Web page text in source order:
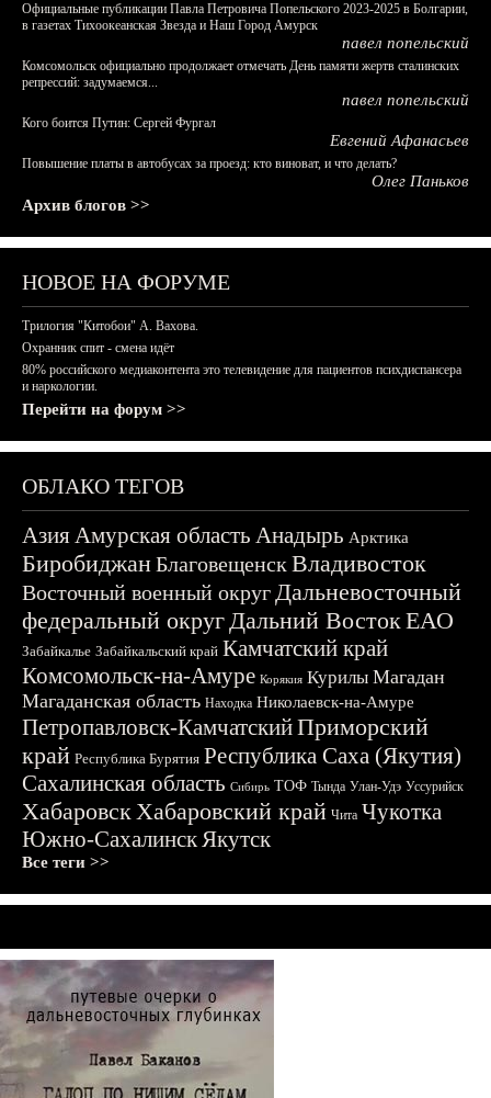
Официальные публикации Павла Петровича Попельского 2023-2025 в Болгарии,
в газетах Тихоокеанская Звезда и Наш Город Амурск
павел попельский
Комсомольск официально продолжает отмечать День памяти жертв сталинских
репрессий: задумаемся...
павел попельский
Кого боится Путин: Сергей Фургал
Евгений Афанасьев
Повышение платы в автобусах за проезд: кто виноват, и что делать?
Олег Паньков
Архив блогов >>
НОВОЕ НА ФОРУМЕ
Трилогия "Китобои" А. Вахова.
Охранник спит - смена идёт
80% российского медиаконтента это телевидение для пациентов психдиспансера
и наркологии.
Перейти на форум >>
ОБЛАКО ТЕГОВ
АзияАмурская область Анадырь Арктика
БиробиджанБлаговещенскВладивосток
Восточный военный округДальневосточный
федеральный округДальний ВостокЕАО
Забайкалье Забайкальский край Камчатский край
Комсомольск-на-Амуре Корякия Курилы Магадан
Магаданская область Находка Николаевск-на-Амуре
Петропавловск-КамчатскийПриморский
край Республика Бурятия Республика Саха (Якутия)
Сахалинская область Сибирь ТОФ Тында Улан-Удэ Уссурийск
ХабаровскХабаровский край Чита Чукотка
Южно-СахалинскЯкутск
Все теги >>